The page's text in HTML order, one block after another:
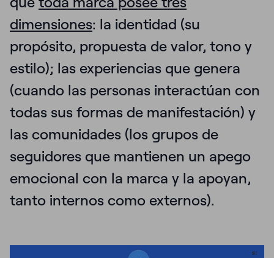
dimensiones: la identidad (su
propósito, propuesta de valor, tono y
estilo); las experiencias que genera
(cuando las personas interactúan con
todas sus formas de manifestación) y
las comunidades (los grupos de
seguidores que mantienen un apego
emocional con la marca y la apoyan,
tanto internos como externos).